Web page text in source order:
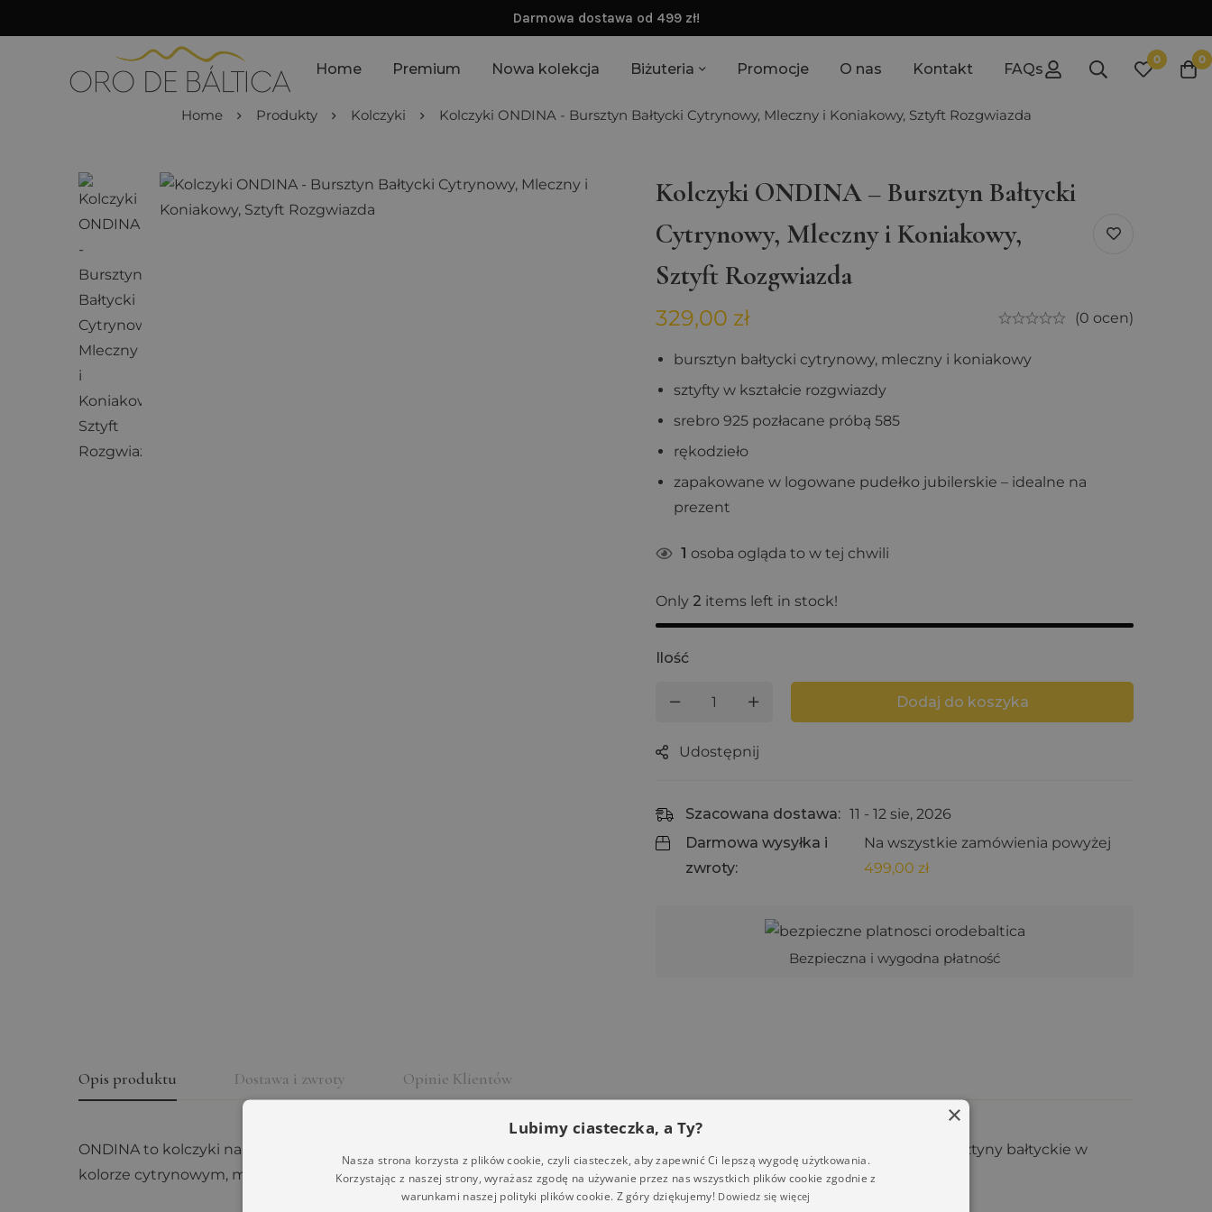
Darmowa dostawa od 499 zł!
Home Premium Nowa kolekcja Biżuteria Promocje O nas Kontakt FAQs
0 0
Home Produkty Kolczyki Kolczyki ONDINA - Bursztyn Bałtycki Cytrynowy, Mleczny i Koniakowy, Sztyft Rozgwiazda
Kolczyki ONDINA – Bursztyn Bałtycki
Cytrynowy, Mleczny i Koniakowy,
Sztyft Rozgwiazda
329,00 zł (0 ocen)
bursztyn bałtycki cytrynowy, mleczny i koniakowy
sztyfty w kształcie rozgwiazdy
srebro 925 pozłacane próbą 585
rękodzieło
zapakowane w logowane pudełko jubilerskie – idealne na
prezent
1 osoba ogląda to w tej chwili
Only 2 items left in stock!
Ilość
Dodaj do koszyka
Udostępnij
Szacowana dostawa: 11 - 12 sie, 2026
Darmowa wysyłka i
zwroty:
Na wszystkie zamówienia powyżej
499,00 zł
Bezpieczna i wygodna płatność
Opis produktu Dostawa i zwroty Opinie Klientów
ONDINA to kolczyki na srebrnych pozłacanych sztyftach w kształcie rozgwiazdy. Pod nimi podwieszone zostały drobne bursztyny bałtyckie w
kolorze cytrynowym, mlecznym i koniakowym.
×
Lubimy ciasteczka, a Ty?
Nasza strona korzysta z plików cookie, czyli ciasteczek, aby zapewnić Ci lepszą wygodę użytkowania.
Korzystając z naszej strony, wyrażasz zgodę na używanie przez nas wszystkich plików cookie zgodnie z
warunkami naszej polityki plików cookie. Z góry dziękujemy! Dowiedz się więcej